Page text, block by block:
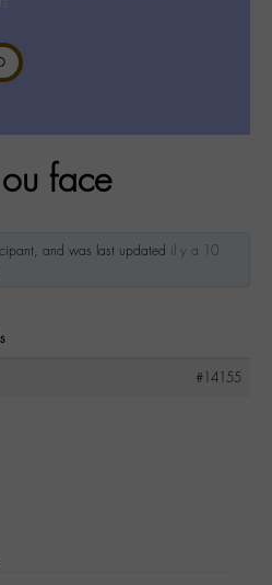
face
and was last updated il y a 10
#14155